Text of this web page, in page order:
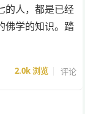
的人，都是已经
佛学的知识。踏
2.0k浏览 评论